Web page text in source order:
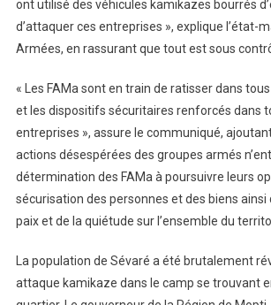
ont utilisé des véhicules kamikazes bourrés
d’attaquer ces entreprises », explique l’état-
Armées, en rassurant que tout est sous
« Les FAMa sont en train de ratisser dans
et les dispositifs sécuritaires renforcés dans
entreprises », assure le communiqué,
actions désespérées des groupes armés
détermination des FAMa à poursuivre leurs
sécurisation des personnes et des biens ainsi
paix et de la quiétude sur l’ensemble du
La population de Sévaré a été brutalement
attaque kamikaze dans le camp se trouvant